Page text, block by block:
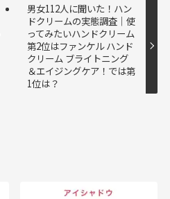
男女112人に聞いた！ハン
ドクリームの実態調査｜使
ってみたいハンドクリーム
第2位はファンケル ハンド
クリーム ブライトニング
＆エイジングケア！では第
1位は？